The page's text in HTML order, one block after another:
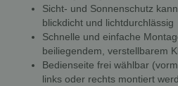
Sicht- und Sonnenschutz
blickdicht und lichtdurchlässig
Schnelle und einfache
beiliegendem, verstellbarem
Bedienseite frei wählbar
links oder rechts montiert